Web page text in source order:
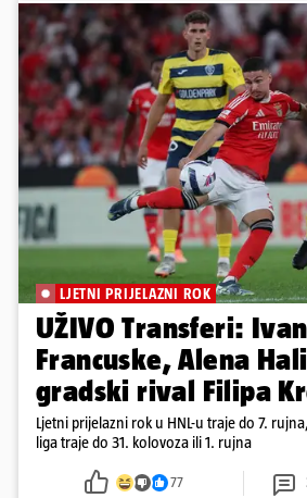
LJETNI PRIJELAZNI ROK
UŽIVO Transferi:
Francuske, Alena
gradski rival Filipa
Ljetni prijelazni rok u HNL-u traje do 7.
liga traje do 31. kolovoza ili 1. rujna
77